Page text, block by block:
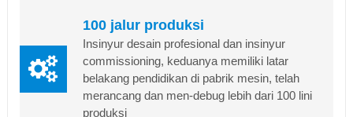
100 jalur produksi
Insinyur desain profesional dan insinyur
commissioning, keduanya memiliki latar
belakang pendidikan di pabrik mesin, telah
merancang dan men-debug lebih dari 100 lini
produksi